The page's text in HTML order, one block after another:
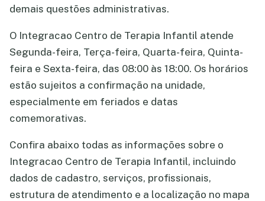
demais questões administrativas.
O Integracao Centro de Terapia Infantil atende
Segunda-feira, Terça-feira, Quarta-feira, Quinta-
feira e Sexta-feira, das 08:00 às 18:00. Os horários
estão sujeitos a confirmação na unidade,
especialmente em feriados e datas
comemorativas.
Confira abaixo todas as informações sobre o
Integracao Centro de Terapia Infantil, incluindo
dados de cadastro, serviços, profissionais,
estrutura de atendimento e a localização no mapa